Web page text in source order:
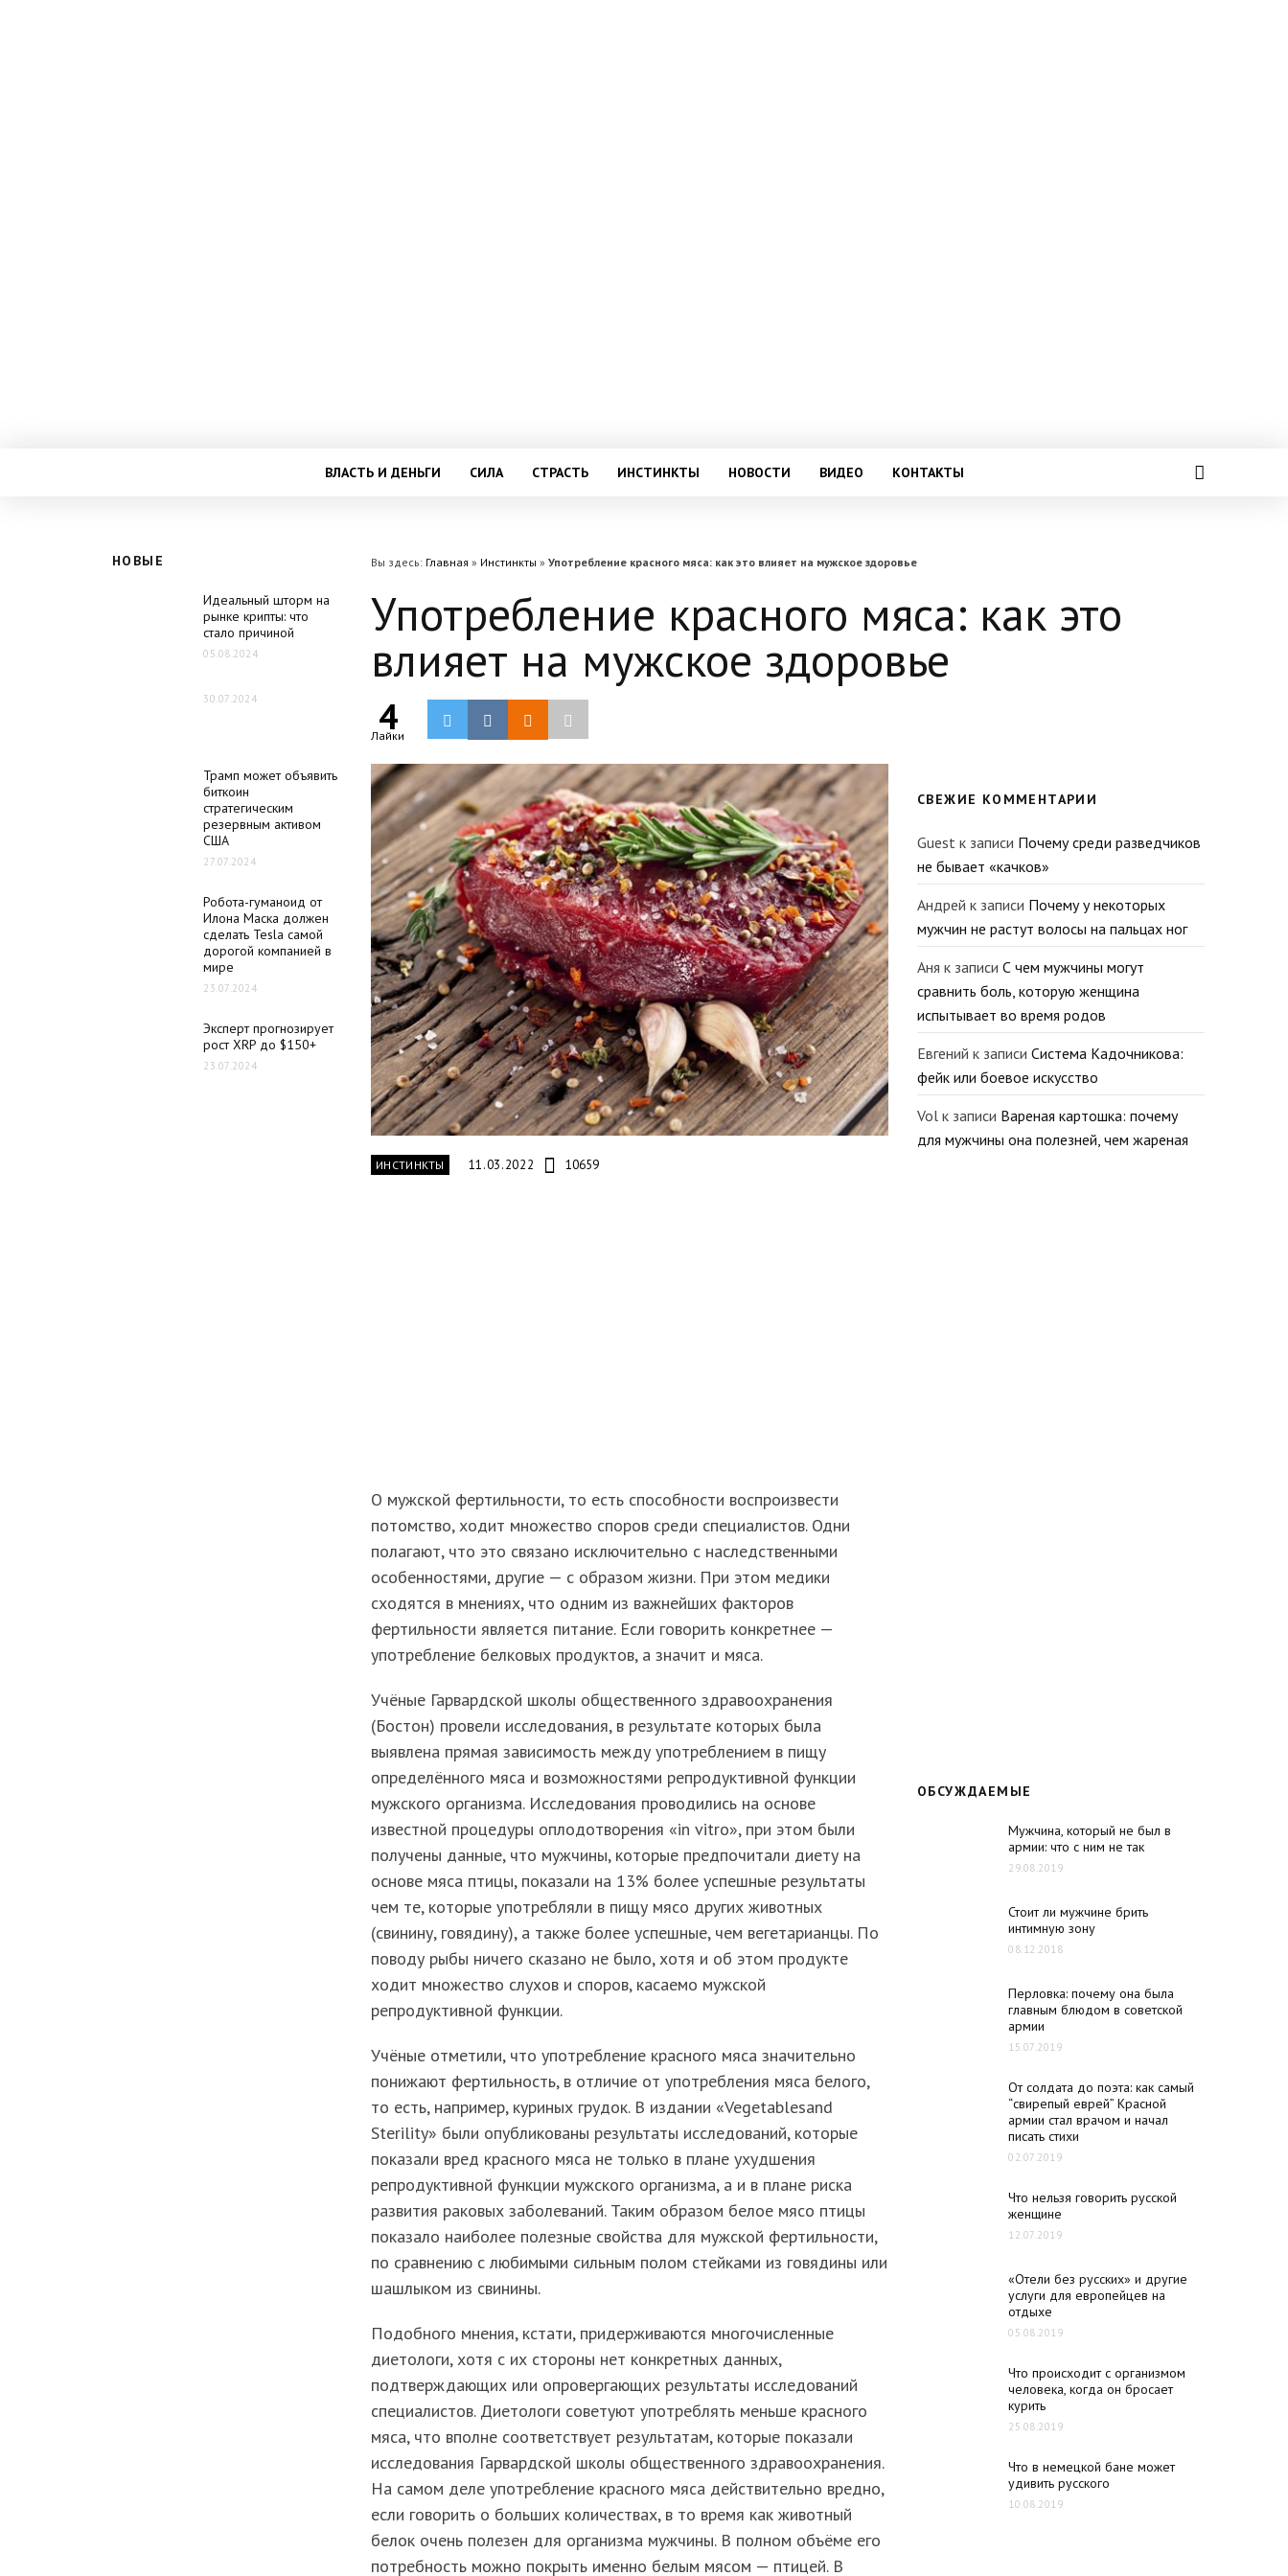
ВЛАСТЬ И ДЕНЬГИ СИЛА СТРАСТЬ ИНСТИНКТЫ НОВОСТИ ВИДЕО КОНТАКТЫ
НОВЫЕ
Идеальный шторм на
рынке крипты: что
стало причиной
05.08.2024
30.07.2024
Трамп может объявить
биткоин
стратегическим
резервным активом
США
27.07.2024
Робота-гуманоид от
Илона Маска должен
сделать Tesla самой
дорогой компанией в
мире
23.07.2024
Эксперт прогнозирует
рост XRP до $150+
23.07.2024
Вы здесь: Главная » Инстинкты » Употребление красного мяса: как это влияет на мужское здоровье
Употребление красного мяса: как это
влияет на мужское здоровье
4
Лайки
ИНСТИНКТЫ 11.03.2022 10659
О мужской фертильности, то есть способности воспроизвести
потомство, ходит множество споров среди специалистов. Одни
полагают, что это связано исключительно с наследственными
особенностями, другие — с образом жизни. При этом медики
сходятся в мнениях, что одним из важнейших факторов
фертильности является питание. Если говорить конкретнее —
употребление белковых продуктов, а значит и мяса.
Учёные Гарвардской школы общественного здравоохранения
(Бостон) провели исследования, в результате которых была
выявлена прямая зависимость между употреблением в пищу
определённого мяса и возможностями репродуктивной функции
мужского организма. Исследования проводились на основе
известной процедуры оплодотворения «in vitro», при этом были
получены данные, что мужчины, которые предпочитали диету на
основе мяса птицы, показали на 13% более успешные результаты
чем те, которые употребляли в пищу мясо других животных
(свинину, говядину), а также более успешные, чем вегетарианцы. По
поводу рыбы ничего сказано не было, хотя и об этом продукте
ходит множество слухов и споров, касаемо мужской
репродуктивной функции.
Учёные отметили, что употребление красного мяса значительно
понижают фертильность, в отличие от употребления мяса белого,
то есть, например, куриных грудок. В издании «Vegetablesand
Sterility» были опубликованы результаты исследований, которые
показали вред красного мяса не только в плане ухудшения
репродуктивной функции мужского организма, а и в плане риска
развития раковых заболеваний. Таким образом белое мясо птицы
показало наиболее полезные свойства для мужской фертильности,
по сравнению с любимыми сильным полом стейками из говядины или
шашлыком из свинины.
Подобного мнения, кстати, придерживаются многочисленные
диетологи, хотя с их стороны нет конкретных данных,
подтверждающих или опровергающих результаты исследований
специалистов. Диетологи советуют употреблять меньше красного
мяса, что вполне соответствует результатам, которые показали
исследования Гарвардской школы общественного здравоохранения.
На самом деле употребление красного мяса действительно вредно,
если говорить о больших количествах, в то время как животный
белок очень полезен для организма мужчины. В полном объёме его
потребность можно покрыть именно белым мясом — птицей. В
СВЕЖИЕ КОММЕНТАРИИ
Guest к записи Почему среди разведчиков
не бывает «качков»
Андрей к записи Почему у некоторых
мужчин не растут волосы на пальцах ног
Аня к записи С чем мужчины могут
сравнить боль, которую женщина
испытывает во время родов
Евгений к записи Система Кадочникова:
фейк или боевое искусство
Vol к записи Вареная картошка: почему
для мужчины она полезней, чем жареная
ОБСУЖДАЕМЫЕ
Мужчина, который не был в
армии: что с ним не так
29.08.2019
Стоит ли мужчине брить
интимную зону
08.12.2018
Перловка: почему она была
главным блюдом в советской
армии
15.07.2019
От солдата до поэта: как самый
“свирепый еврей” Красной
армии стал врачом и начал
писать стихи
02.07.2019
Что нельзя говорить русской
женщине
12.07.2019
«Отели без русских» и другие
услуги для европейцев на
отдыхе
05.08.2019
Что происходит с организмом
человека, когда он бросает
курить
25.08.2019
Что в немецкой бане может
удивить русского
10.08.2019